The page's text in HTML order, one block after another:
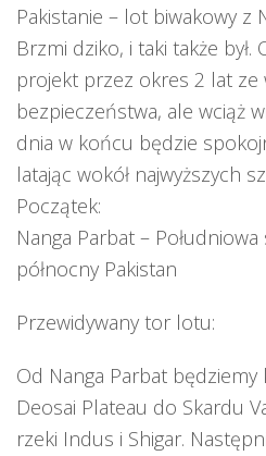
Pakistanie – lot biwakowy z
Brzmi dziko, i taki także był.
projekt przez okres 2 lat ze
bezpieczeństwa, ale wciąż
dnia w końcu będzie
latając wokół najwyższych
Początek:
Nanga Parbat –
północny Pakistan
Przewidywany tor lotu:
Od Nanga Parbat
Deosai Plateau do Skardu
rzeki Indus i Shigar.